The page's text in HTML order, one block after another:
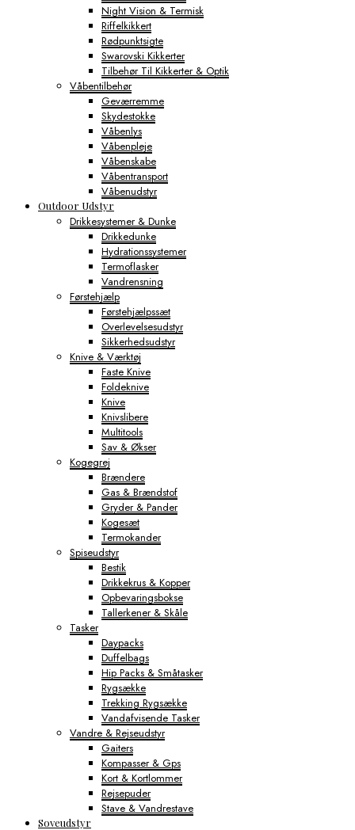
Night Vision & Termisk
Riffelkikkert
Rødpunktsigte
Swarovski Kikkerter
Tilbehør Til Kikkerter & Optik
Våbentilbehør
Geværremme
Skydestokke
Våbenlys
Våbenpleje
Våbenskabe
Våbentransport
Våbenudstyr
Outdoor Udstyr
Drikkesystemer & Dunke
Drikkedunke
Hydrationssystemer
Termoflasker
Vandrensning
Førstehjælp
Førstehjælpssæt
Overlevelsesudstyr
Sikkerhedsudstyr
Knive & Værktøj
Faste Knive
Foldeknive
Knive
Knivslibere
Multitools
Sav & Økser
Kogegrej
Brændere
Gas & Brændstof
Gryder & Pander
Kogesæt
Termokander
Spiseudstyr
Bestik
Drikkekrus & Kopper
Opbevaringsbokse
Tallerkener & Skåle
Tasker
Daypacks
Duffelbags
Hip Packs & Småtasker
Rygsække
Trekking Rygsække
Vandafvisende Tasker
Vandre & Rejseudstyr
Gaiters
Kompasser & Gps
Kort & Kortlommer
Rejsepuder
Stave & Vandrestave
Soveudstyr